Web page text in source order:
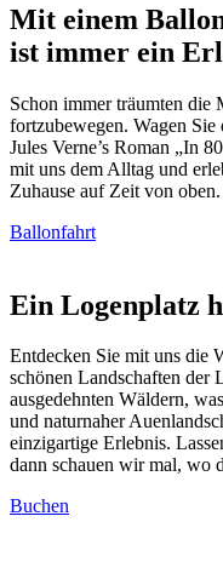
Mit einem
ist immer ein
Schon immer träumten die
fortzubewegen. Wagen
Jules Verne’s Roman „In
mit uns dem Alltag und
Zuhause auf Zeit von oben.
Ballonfahrt
Ein Logenplatz
Entdecken Sie mit uns die
schönen Landschaften der
ausgedehnten Wäldern,
und naturnaher
einzigartige Erlebnis.
dann schauen wir mal, wo
Buchen